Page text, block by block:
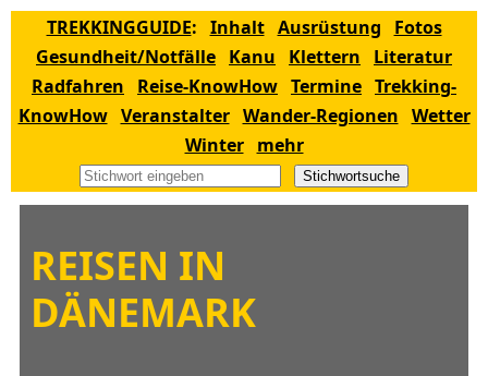
TREKKINGGUIDE: Inhalt Ausrüstung
Fotos
Gesundheit/Notfälle Kanu Klettern
Literatur
Radfahren
Reise-KnowHow Termine Trekking-
KnowHow Veranstalter Wander-Regionen Wetter
Winter
mehr
Stichwortsuche
REISEN IN
DÄNEMARK